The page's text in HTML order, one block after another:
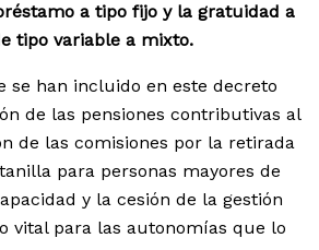
a tipo fijo y la gratuidad a
tipo variable a mixto.
se han incluido en este decreto
de las pensiones contributivas al
de las comisiones por la retirada
para personas mayores de
y la cesión de la gestión
vital para las autonomías que lo